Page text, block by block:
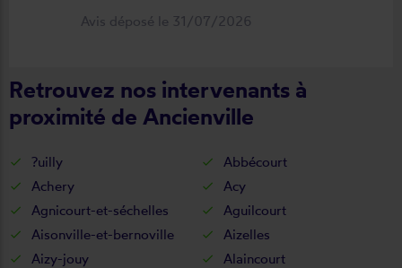
Avis déposé le 31/07/2026
Retrouvez nos intervenants à
proximité de Ancienville
?uilly
Abbécourt
Achery
Acy
Agnicourt-et-séchelles
Aguilcourt
Aisonville-et-bernoville
Aizelles
Aizy-jouy
Alaincourt